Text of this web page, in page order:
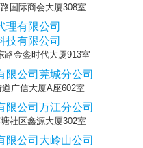
国际商会大厦308室
理有限公司
技有限公司
路金銮时代大厦913室
限公司莞城分公司
广信大厦A座602室
限公司万江分公司
社区鑫源大厦302室
限公司大岭山公司